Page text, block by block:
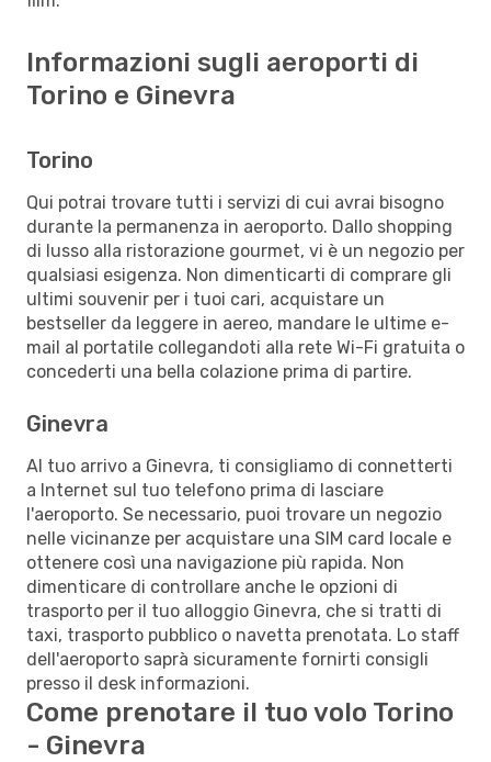
Informazioni sugli aeroporti di
Torino e Ginevra
Torino
Qui potrai trovare tutti i servizi di cui avrai bisogno
durante la permanenza in aeroporto. Dallo shopping
di lusso alla ristorazione gourmet, vi è un negozio per
qualsiasi esigenza. Non dimenticarti di comprare gli
ultimi souvenir per i tuoi cari, acquistare un
bestseller da leggere in aereo, mandare le ultime e-
mail al portatile collegandoti alla rete Wi-Fi gratuita o
concederti una bella colazione prima di partire.
Ginevra
Al tuo arrivo a Ginevra, ti consigliamo di connetterti
a Internet sul tuo telefono prima di lasciare
l'aeroporto. Se necessario, puoi trovare un negozio
nelle vicinanze per acquistare una SIM card locale e
ottenere così una navigazione più rapida. Non
dimenticare di controllare anche le opzioni di
trasporto per il tuo alloggio Ginevra, che si tratti di
taxi, trasporto pubblico o navetta prenotata. Lo staff
dell'aeroporto saprà sicuramente fornirti consigli
presso il desk informazioni.
Come prenotare il tuo volo Torino
- Ginevra